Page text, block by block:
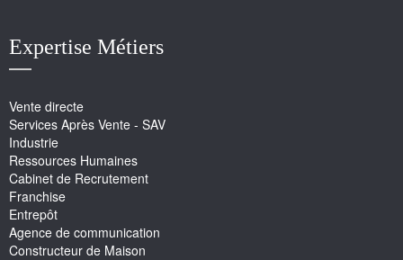
Expertise Métiers
Vente directe
Services Après Vente - SAV
Industrie
Ressources Humaines
Cabinet de Recrutement
Franchise
Entrepôt
Agence de communication
Constructeur de Maison